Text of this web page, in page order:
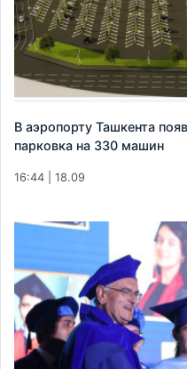
В аэропорту Ташкента
парковка на 330 машин
16:44 | 18.09